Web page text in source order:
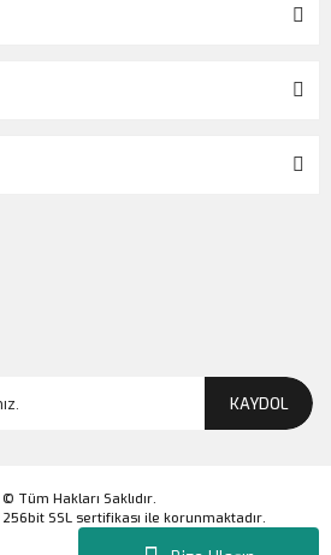
KAYDOL
Tüm Hakları Saklıdır.
SSL sertifikası ile korunmaktadır.